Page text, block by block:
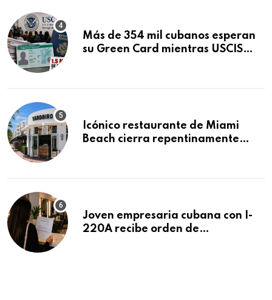
Más de 354 mil cubanos esperan
su Green Card mientras USCIS
Icónico restaurante de Miami
Beach cierra repentinamente
Joven empresaria cubana con I-
220A recibe orden de